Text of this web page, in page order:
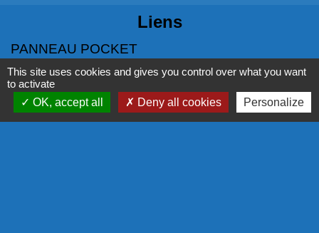
Liens
PANNEAU POCKET
NOS PARTENAIRES
COMMISSION EUROPÉENNE
This site uses cookies and gives you control over what you want
to activate
OK, accept all
Deny all cookies Personalize